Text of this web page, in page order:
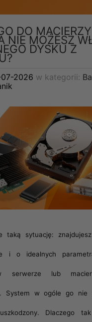
DO
NIE MOŻESZ
DYSKU Z
2026 w kategorii:
taką sytuację:
i o idealnych
serwerze lub
System w ogóle go
Dlaczego